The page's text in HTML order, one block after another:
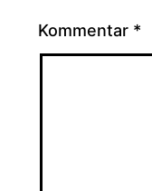
Kommentar *